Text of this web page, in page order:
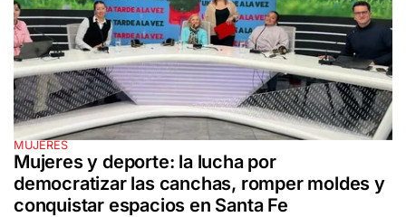
MUJERES
Mujeres y deporte: la lucha por
democratizar las canchas, romper moldes y
conquistar espacios en Santa Fe